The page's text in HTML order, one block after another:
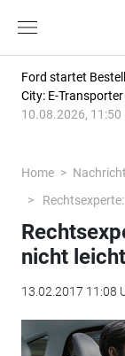
Ford startet
City: E-
10.08.2026, 11:50
Home
nicht
13.02.2017 11:08